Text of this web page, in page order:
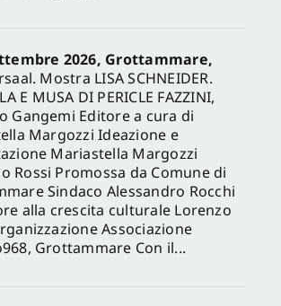
2026, Grottammare,
Mostra LISA SCHNEIDER.
E MUSA DI PERICLE FAZZINI,
Gangemi Editore a cura di
Margozzi Ideazione e
Mariastella Margozzi
Rossi Promossa da Comune di
Sindaco Alessandro Rocchi
alla crescita culturale Lorenzo
Associazione
Grottammare Con il...